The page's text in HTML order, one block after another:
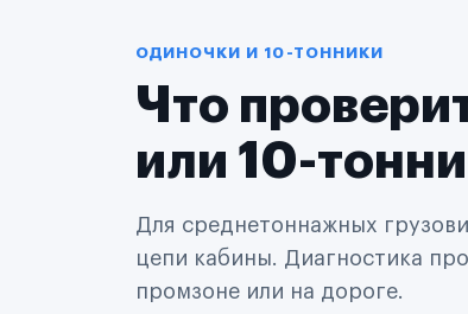
Поставщики запчастей
Строительные компании
Ремонт спецтехники
Управляющие компании
Страховые компании
B2B-дистрибьюторы
ОДИНОЧКИ И 10-ТОННИКИ
Что
или 10-
Для среднетоннажных
цепи кабины. Диагностика
промзоне или на дороге.